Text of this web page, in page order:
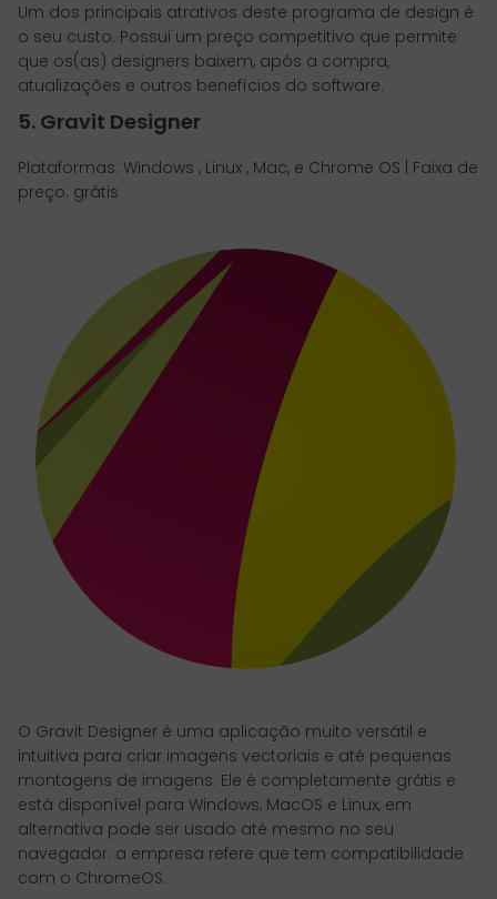
Um dos principais atrativos deste programa de design é
o seu custo. Possui um preço competitivo que permite
que os(as) designers baixem, após a compra,
atualizações e outros benefícios do software.
5. Gravit Designer
Plataformas: Windows , Linux , Mac, e Chrome OS | Faixa de
preço: grátis
O Gravit Designer é uma aplicação muito versátil e
intuitiva para criar imagens vectoriais e até pequenas
montagens de imagens. Ele é completamente grátis e
está disponível para Windows, MacOS e Linux, em
alternativa pode ser usado até mesmo no seu
navegador. a empresa refere que tem compatibilidade
com o ChromeOS.